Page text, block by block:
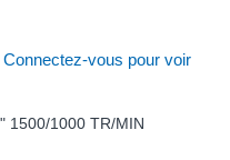
Connectez-vous pour voir
1500/1000 TR/MIN